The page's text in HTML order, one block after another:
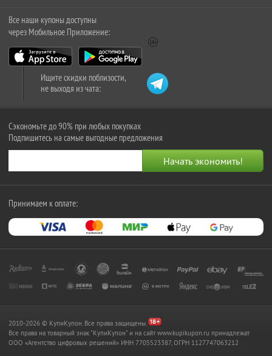
Все наши купоны доступны
через Мобильное Приложение:
Ищите скидки поблизости,
не выходя из чата:
Сэкономьте до 90% при любых покупках
Подпишитесь на самые выгодные предложения
Принимаем к оплате:
2010-2026 © КупиКупон. Все права защищены.
Все права на товарный знак "КупиКупон" и на сайт www.kupikupon.ru принадлежат
OOO «Агентство цифровых решений» ИНН 7705523387, ОГРН 1127747063212